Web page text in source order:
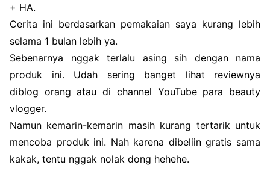
+ HA.
Cerita ini berdasarkan pemakaian saya kurang lebih
selama 1 bulan lebih ya.
Sebenarnya nggak terlalu asing sih dengan nama
produk ini. Udah sering banget lihat reviewnya
diblog orang atau di channel YouTube para beauty
vlogger.
Namun kemarin-kemarin masih kurang tertarik untuk
mencoba produk ini. Nah karena dibeliin gratis sama
kakak, tentu nggak nolak dong hehehe.